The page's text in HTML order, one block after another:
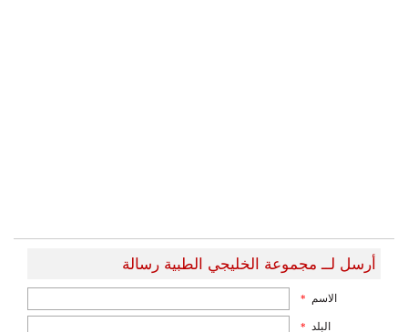
أرسل لــ مجموعة الخليجي الطبية رسالة
الاسم *
البلد *